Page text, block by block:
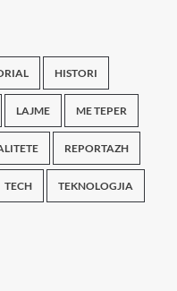
HISTORI
LAJME ME TEPER
REPORTAZH
TECH TEKNOLOGJIA